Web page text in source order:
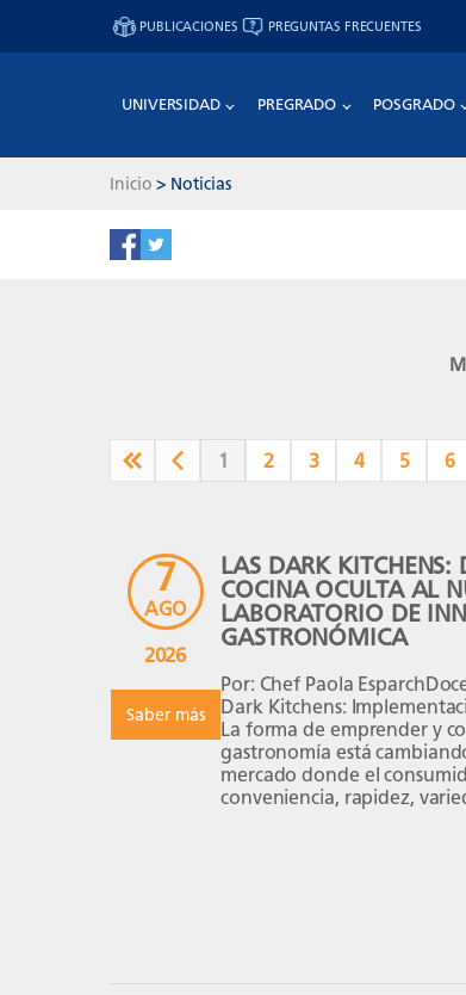
PUBLICACIONES PREGUNTAS FRECUENTES
UNIVERSIDAD PREGRADO POSGRADO
Inicio > Noticias
1 2 3 4 5 6
7
AGO
2026
Saber más
LAS DARK KITCHENS:
COCINA OCULTA AL
LABORATORIO DE
GASTRONÓMICA
Por: Chef Paola
Dark Kitchens:
La forma de emprender y
gastronomía está
mercado donde el
conveniencia, rapidez,